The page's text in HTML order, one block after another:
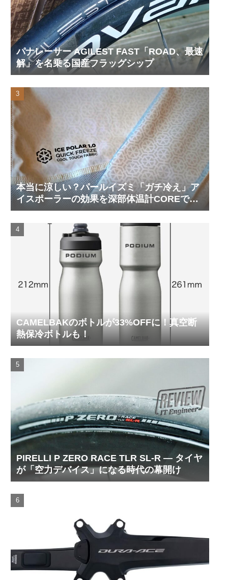
パナレーサー AGILEST FAST「ROAD、最速
解」を名乗る国産フラッグシップ
本当に涼しい？パールイズミ「ガチ冷え」ア
イスポーラーの効果を深部体温計COREで測
ってみた
CAMELBAKのボトルが33%OFFに！真空断
熱保冷ボトルも！
PIRELLI P ZERO RACE TLR SL-R ― タイヤ
が「空力デバイス」になる時代の幕開け